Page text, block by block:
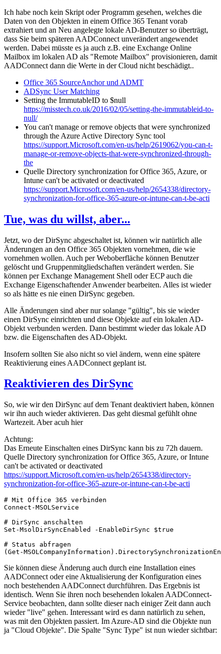
Ich habe noch kein Skript oder Programm gesehen, welches die
Daten von den Objekten in einem Office 365 Tenant vorab
extrahiert und an Neu angelegte lokale AD-Benutzer so überträgt,
dass Sie beim späteren AADConnect unverändert angewendet
werden. Dabei müsste es ja auch z.B. eine Exchange Online
Mailbox im lokalen AD als "Remote Mailbox" provisionieren, damit
AADConnect dann die Werte in der Cloud nicht beschädigt..
Office 365 SourceAnchor und ADMT
ADSync User Matching
Setting the ImmutableID to $null
https://misstech.co.uk/2016/02/05/setting-the-immutableid-to-
null/
You can't manage or remove objects that were synchronized
through the Azure Active Directory Sync tool
https://support.Microsoft.com/en-us/help/2619062/you-can-t-
manage-or-remove-objects-that-were-synchronized-through-
the
Quelle Directory synchronization for Office 365, Azure, or
Intune can't be activated or deactivated
https://support.Microsoft.com/en-us/help/2654338/directory-
synchronization-for-office-365-azure-or-intune-can-t-be-acti
Tue, was du willst, aber...
Jetzt, wo der DirSync abgeschaltet ist, können wir natürlich alle
Änderungen an den Office 365 Objekten vornehmen, die wie
vornehmen wollen. Auch per Weboberfläche können Benutzer
gelöscht und Gruppenmitgliedschaften verändert werden. Sie
können per Exchange Management Shell oder ECP auch die
Exchange Eigenschaftender Anwender bearbeiten. Alles ist wieder
so als hätte es nie einen DirSync gegeben.
Alle Änderungen sind aber nur solange "gültig", bis sie wieder
einen DirSync einrichten und diese Objekte auf ein lokalen AD-
Objekt verbunden werden. Dann bestimmt wieder das lokale AD
bzw. die Eigenschaften des AD-Objekt.
Insofern sollten Sie also nicht so viel ändern, wenn eine spätere
Reaktivierung eines AADConnect geplant ist.
Reaktivieren des DirSync
So, wie wir den DirSync auf dem Tenant deaktiviert haben, können
wir ihn auch wieder aktivieren. Das geht diesmal gefühlt ohne
Wartezeit. Aber acuh hier
Achtung:
Das Erneute Einschalten eines DirSync kann bis zu 72h dauern.
Quelle Directory synchronization for Office 365, Azure, or Intune
can't be activated or deactivated
https://support.Microsoft.com/en-us/help/2654338/directory-
synchronization-for-office-365-azure-or-intune-can-t-be-acti
# Mit Office 365 verbinden
Connect-MSOLService
# DirSync anschalten
Set-MsolDirSyncEnabled -EnableDirSync $true
# Status abfragen
(Get-
Sie können diese Änderung auch durch eine Installation eines
AADConnect oder eine Aktualisierung der Konfiguration eines
noch bestehenden AADConnect durchführen. Das Ergebnis ist
identisch. Wenn Sie ihren noch besehenden lokalen AADConnect-
Service beobachten, dann sollte dieser nach einiger Zeit dann auch
wieder "live" gehen. Interessant wird es dann natürlich zu sehen,
was mit den Objekten passiert. Im Azure-AD sind die Objekte nun
ja "Cloud Objekte". Die Spalte "Sync Type" ist nun wieder sichtbar: